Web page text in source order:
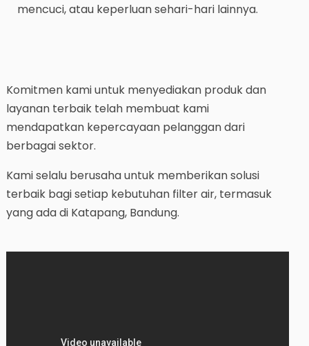
mencuci, atau keperluan sehari-hari lainnya.
Komitmen kami untuk menyediakan produk dan
layanan terbaik telah membuat kami
mendapatkan kepercayaan pelanggan dari
berbagai sektor.
Kami selalu berusaha untuk memberikan solusi
terbaik bagi setiap kebutuhan filter air, termasuk
yang ada di Katapang, Bandung.